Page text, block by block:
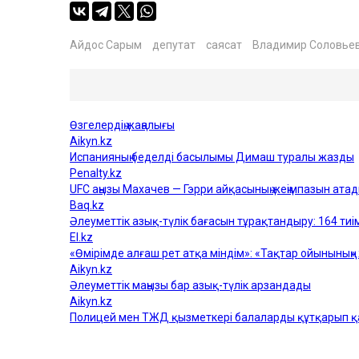
Айдос Сарым депутат саясат Владимир